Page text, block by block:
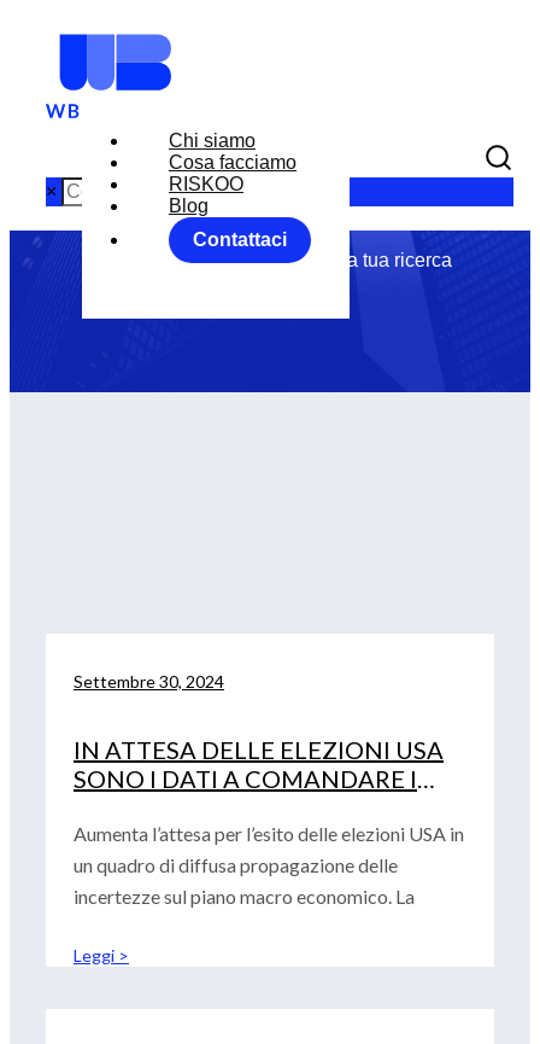
Chi siamo
Cosa facciamo
RISKOO
Blog
Contattaci
× Tag: BANCHE
Abbiamo trovato 0 articoli per la tua ricerca
Settembre 30, 2024
IN ATTESA DELLE ELEZIONI USA
SONO I DATI A COMANDARE I
Aumenta l’attesa per l’esito delle elezioni USA in
un quadro di diffusa propagazione delle
incertezze sul piano macro economico. La
Leggi >